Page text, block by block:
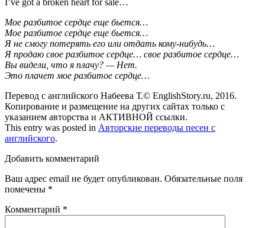
I’ve got a broken heart for sale…
Мое разбитое сердце еще бьется…
Мое разбитое сердце еще бьется…
Я не смогу потерять его или отдать кому-нибудь…
Я продаю свое разбитое сердце… свое разбитое сердце…
Вы видели, что я плачу? — Нет.
Это плачет мое разбитое сердце…
Перевод с английского Набеева Т.© EnglishStory.ru, 2016.
Копирование и размещение на других сайтах только с
указанием авторства и АКТИВНОЙ ссылки.
This entry was posted in Авторские переводы песен с
английского.
Добавить комментарий
Ваш адрес email не будет опубликован. Обязательные поля
помечены *
Комментарий *